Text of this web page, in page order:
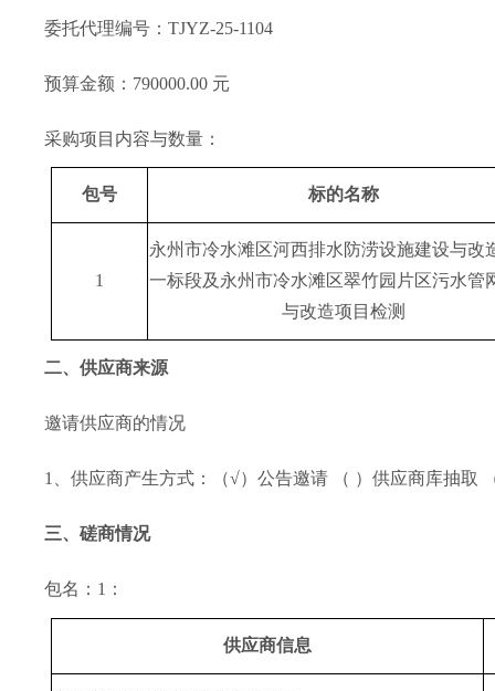
委托代理编号： TJYZ-25-1104
预算金额： 790000.00 元
采购项目内容与数量：
包号 标的名称
1
永州市冷水滩区河西排水防涝设施建设与改
一标段及永州市冷水滩区翠竹园片区污水管
与改造项目检测
二、供应商来源
邀请供应商的情况
1、供应商产生方式：（√）公告邀请 （ ）供应商库抽取
三、磋商情况
包名： 1：
供应商信息